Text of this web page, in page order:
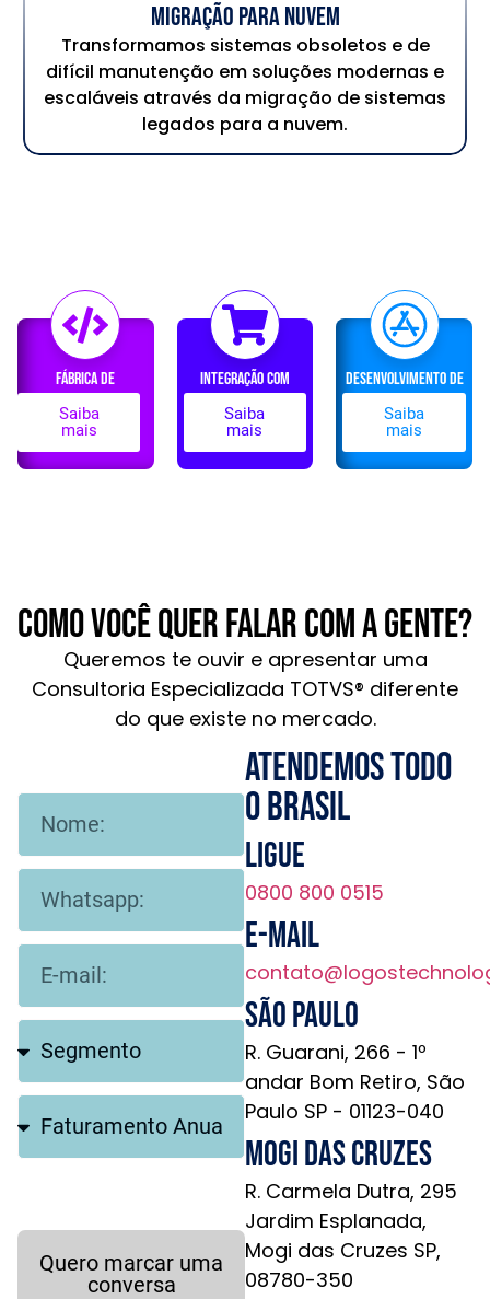
Migração para Nuvem
Transformamos sistemas obsoletos e de
difícil manutenção em soluções modernas e
escaláveis através da migração de sistemas
legados para a nuvem.
FÁBRICA DE
SOFTWARE
Saiba
mais
INTEGRAÇÃO COM
E-COMMERCE
Saiba
mais
DESENVOLVIMENTO DE
PORTAIS E APLICATIVOS
Saiba
mais
Como você quer falar com a gente?
Queremos te ouvir e apresentar uma
Consultoria Especializada TOTVS® diferente
do que existe no mercado.
Quero marcar uma
conversa
Atendemos todo
o brasil
Ligue
0800 800 0515
E-mail
São Paulo
R. Guarani, 266 - 1º
andar Bom Retiro, São
Paulo SP - 01123-040
Mogi das Cruzes
R. Carmela Dutra, 295
Jardim Esplanada,
Mogi das Cruzes SP,
08780-350